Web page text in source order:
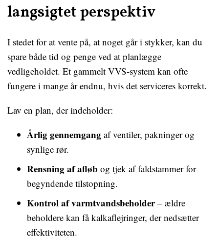
langsigtet perspektiv
I stedet for at vente på, at noget går i stykker, kan du
spare både tid og penge ved at planlægge
vedligeholdet. Et gammelt VVS-system kan ofte
fungere i mange år endnu, hvis det serviceres korrekt.
Lav en plan, der indeholder:
Årlig gennemgang af ventiler, pakninger og
synlige rør.
Rensning af afløb og tjek af faldstammer for
begyndende tilstopning.
Kontrol af varmtvandsbeholder– ældre
beholdere kan få kalkaflejringer, der nedsætter
effektiviteten.